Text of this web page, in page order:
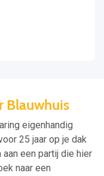
Blauwhuis
eigenhandig
25 jaar op je dak
een partij die hier
naar een